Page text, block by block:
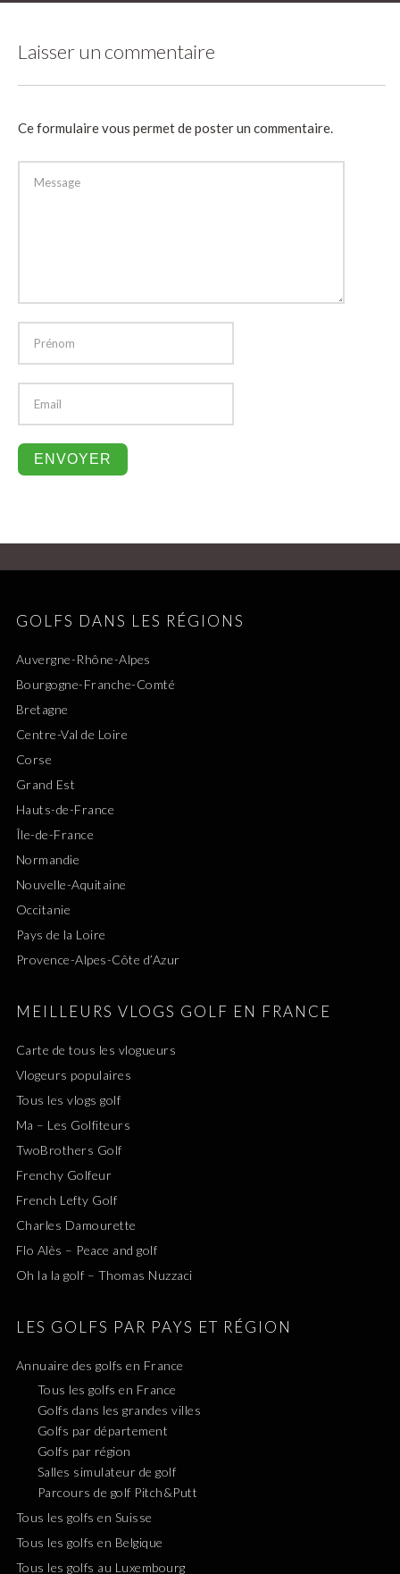
Laisser un commentaire
Ce formulaire vous permet de poster un commentaire.
GOLFS DANS LES RÉGIONS
Auvergne-Rhône-Alpes
Bourgogne-Franche-Comté
Bretagne
Centre-Val de Loire
Corse
Grand Est
Hauts-de-France
Île-de-France
Normandie
Nouvelle-Aquitaine
Occitanie
Pays de la Loire
Provence-Alpes-Côte d’Azur
MEILLEURS VLOGS GOLF EN FRANCE
Carte de tous les vlogueurs
Vlogeurs populaires
Tous les vlogs golf
Ma – Les Golfiteurs
TwoBrothers Golf
Frenchy Golfeur
French Lefty Golf
Charles Damourette
Flo Alès – Peace and golf
Oh la la golf – Thomas Nuzzaci
LES GOLFS PAR PAYS ET RÉGION
Annuaire des golfs en France
Tous les golfs en France
Golfs dans les grandes villes
Golfs par département
Golfs par région
Salles simulateur de golf
Parcours de golf Pitch&Putt
Tous les golfs en Suisse
Tous les golfs en Belgique
Tous les golfs au Luxembourg